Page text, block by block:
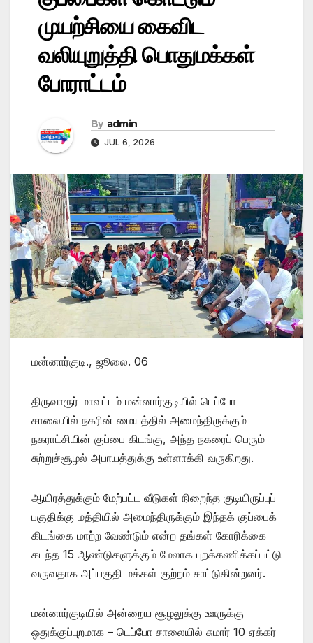
முயற்சியை கைவிட
வலியுறுத்தி பொதுமக்கள்
போராட்டம்
By admin
JUL 6, 2026
மன்னார்குடி., ஜூலை. 06
திருவாரூர் மாவட்டம் மன்னார்குடியில் டெப்போ
சாலையில் நகரின் மையத்தில் அமைந்திருக்கும்
நகராட்சியின் குப்பை கிடங்கு, அந்த நகரைப் பெரும்
சுற்றுச்சூழல் அபாயத்துக்கு உள்ளாக்கி வருகிறது.
ஆயிரத்துக்கும் மேற்பட்ட வீடுகள் நிறைந்த குடியிருப்புப்
பகுதிக்கு மத்தியில் அமைந்திருக்கும் இந்தக் குப்பைக்
கிடங்கை மாற்ற வேண்டும் என்ற தங்கள் கோரிக்கை
கடந்த 15 ஆண்டுகளுக்கும் மேலாக புறக்கணிக்கப்பட்டு
வருவதாக அப்பகுதி மக்கள் குற்றம் சாட்டுகின்றனர்.
மன்னார்குடியில் அன்றைய சூழலுக்கு ஊருக்கு
ஒதுக்குப்புறமாக – டெப்போ சாலையில் சுமார் 10 ஏக்கர்